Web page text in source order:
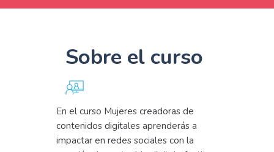
Sobre el curso
En el curso Mujeres creadoras de
contenidos digitales aprenderás a
impactar en redes sociales con la